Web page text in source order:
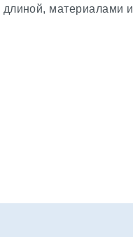
материалами